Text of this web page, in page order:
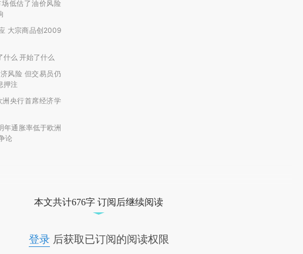
场低估了油价风险
大宗商品创2009
什么 开始了什么
风险 但交易员仍
押注
洲央行首席经济学
年通胀率低于欧洲
论
本文共计676字 订阅后继续阅读
登录后获取已订阅的阅读权限